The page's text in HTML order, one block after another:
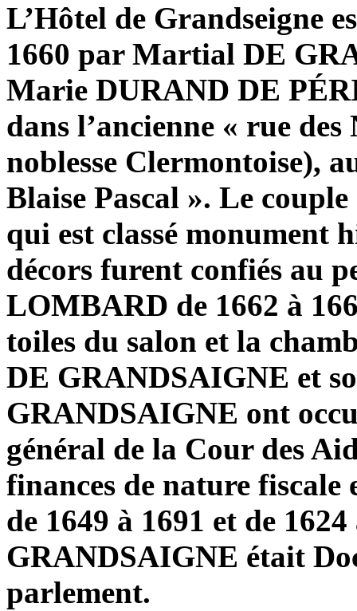
L’Hôtel de Grandseigne
1660 par Martial DE
Marie DURAND DE
dans l’ancienne « rue
noblesse Clermontoise),
Blaise Pascal ». Le
qui est classé monument
décors furent confiés au
LOMBARD de 1662 à
toiles du salon et la
DE GRANDSAIGNE et
GRANDSAIGNE ont
général de la Cour des
finances de nature fiscale
de 1649 à 1691 et de
GRANDSAIGNE était
parlement.